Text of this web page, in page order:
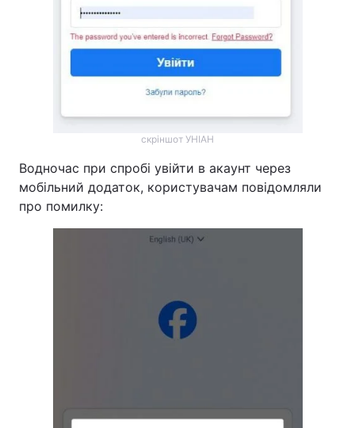
скріншот УНІАН
Водночас при спробі увійти в акаунт через
мобільний додаток, користувачам повідомляли
про помилку: